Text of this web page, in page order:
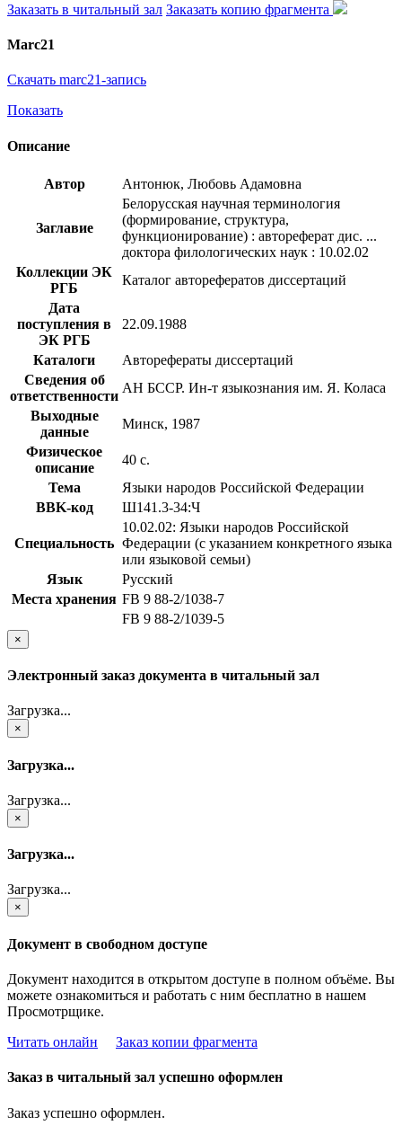
Заказать в читальный зал Заказать копию фрагмента
Marc21
Скачать marc21-запись
Показать
Описание
Автор Антонюк, Любовь Адамовна
Заглавие
Белорусская научная терминология
(формирование, структура,
функционирование) : автореферат дис. ...
доктора филологических наук : 10.02.02
Коллекции ЭК
РГБ
Каталог авторефератов диссертаций
Дата
поступления в
ЭК РГБ
22.09.1988
Каталоги
Авторефераты диссертаций
Сведения об
ответственности
АН БССР. Ин-т языкознания им. Я. Коласа
Выходные
данные
Минск, 1987
Физическое
описание
40 с.
Тема
Языки народов Российской Федерации
BBK-код
Ш141.3-34:Ч
Специальность
10.02.02: Языки народов Российской
Федерации (с указанием конкретного языка
или языковой семьи)
Язык
Русский
Места хранения FB 9 88-2/1038-7
FB 9 88-2/1039-5
×
Электронный заказ документа в читальный зал
Загрузка...
×
Загрузка...
Загрузка...
×
Загрузка...
Загрузка...
×
Документ в свободном доступе
Документ находится в открытом доступе в полном объёме. Вы
можете ознакомиться и работать с ним бесплатно в нашем
Просмотрщике.
Читать онлайн
Заказ копии фрагмента
Заказ в читальный зал успешно оформлен
Заказ успешно оформлен.